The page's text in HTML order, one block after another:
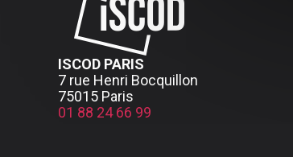
ISCOD PARIS
7 rue Henri Bocquillon
75015 Paris
01 88 24 66 99